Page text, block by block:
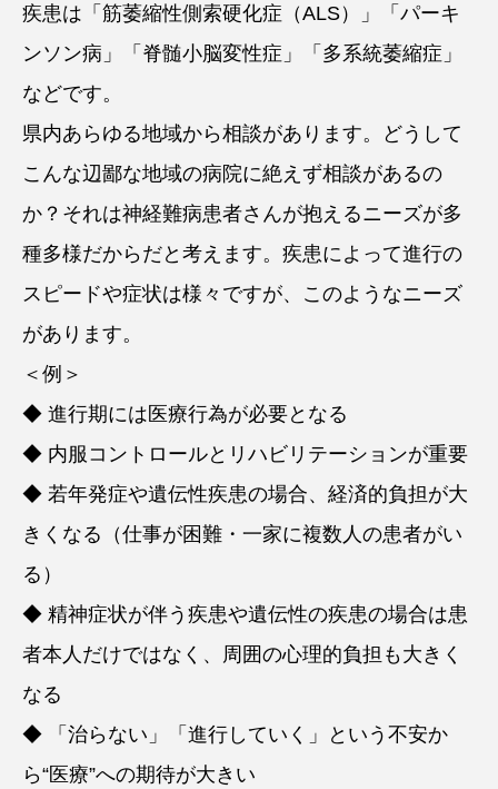
疾患は「筋萎縮性側索硬化症（ALS）」「パーキ
ンソン病」「脊髄小脳変性症」「多系統萎縮症」
などです。
県内あらゆる地域から相談があります。どうして
こんな辺鄙な地域の病院に絶えず相談があるの
か？それは神経難病患者さんが抱えるニーズが多
種多様だからだと考えます。疾患によって進行の
スピードや症状は様々ですが、このようなニーズ
があります。
＜例＞
◆ 進行期には医療行為が必要となる
◆ 内服コントロールとリハビリテーションが重要
◆ 若年発症や遺伝性疾患の場合、経済的負担が大
きくなる（仕事が困難・一家に複数人の患者がい
る）
◆ 精神症状が伴う疾患や遺伝性の疾患の場合は患
者本人だけではなく、周囲の心理的負担も大きく
なる
◆ 「治らない」「進行していく」という不安か
ら“医療”への期待が大きい